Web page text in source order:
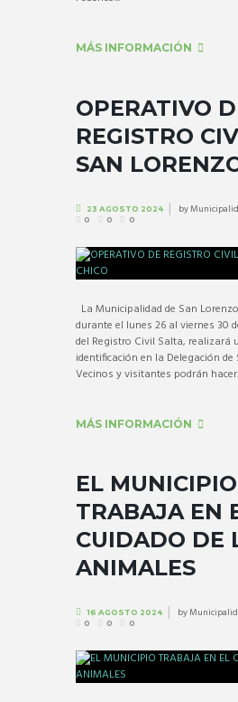
MÁS INFORMACIÓN
OPERATIVO
REGISTRO
SAN
23 AGOSTO 2024 by
0 0 0
La Municipalidad de San
durante el lunes 26 al viernes 30
del Registro Civil Salta, realizará
identificación en la Delegación
Vecinos y visitantes podrán
MÁS INFORMACIÓN
EL MUNICIPIO
TRABAJA EN
CUIDADO DE
ANIMALES
16 AGOSTO 2024 by
0 0 0